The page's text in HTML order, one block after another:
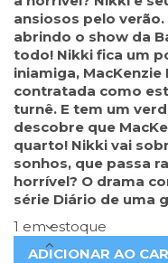
ansiosos pelo
abrindo o show da
todo! Nikki fica um
iniamiga,
contratada como
turnê. E tem um
descobre que
quarto! Nikki vai
sonhos, que passa
horrível? O drama
série Diário de uma
1 em estoque
ADICIONAR AO